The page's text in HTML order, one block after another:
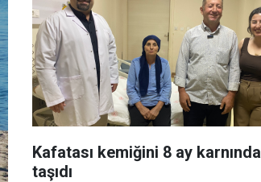
Kafatası kemiğini 8 ay karnında
taşıdı